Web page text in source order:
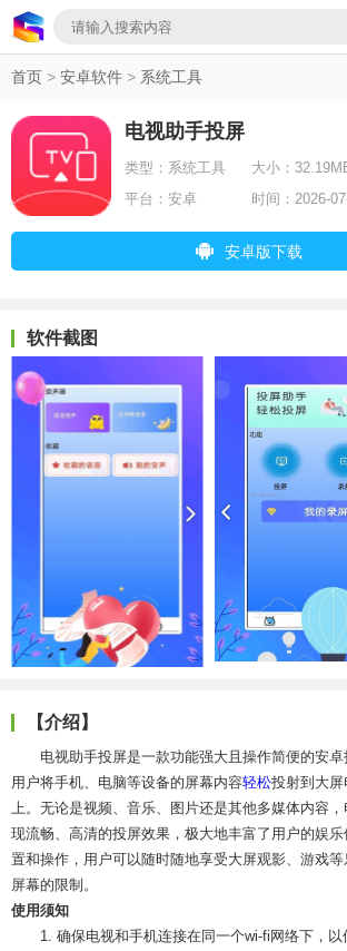
首页 > 安卓软件 > 系统工具
电视助手投屏
类型： 系统工具 大小：
平台： 安卓 时间： 2026-
安卓版下载
软件截图
【介绍】
电视助手投屏是一款功能强大且操作简便的安
用户将手机、电脑等设备的屏幕内容轻松投射到大
上。无论是视频、音乐、图片还是其他多媒体内容
现流畅、高清的投屏效果，极大地丰富了用户的娱
置和操作，用户可以随时随地享受大屏观影、游戏
屏幕的限制。
使用须知
1. 确保电视和手机连接在同一个wi-fi网络下，